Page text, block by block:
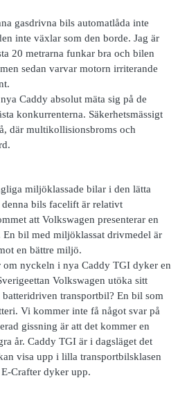
gasdrivna bils automatlåda inte
inte växlar som den borde. Jag är
20 metrarna funkar bra och bilen
sedan varvar motorn irriterande
Caddy absolut mäta sig på de
konkurrenterna. Säkerhetsmässigt
där multikollisionsbroms och
miljöklassade bilar i den lätta
bils facelift är relativt
att Volkswagen presenterar en
En bil med miljöklassat drivmedel är
en bättre miljö.
nyckeln i nya Caddy TGI dyker en
Volkswagen utöka sitt
transportbil? En bil som
Vi kommer inte få något svar på
gissning är att det kommer en
år. Caddy TGI är i dagsläget det
visa upp i lilla transportbilsklasen
Crafter dyker upp.